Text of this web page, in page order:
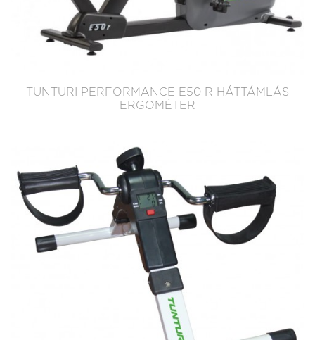
TUNTURI PERFORMANCE E50 R HÁTTÁMLÁS
ERGOMÉTER